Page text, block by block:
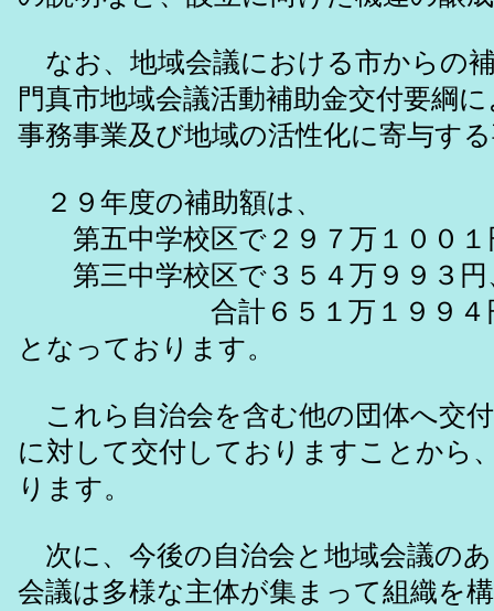
なお、地域会議における市からの
門真市地域会議活動補助金交付要綱
事務事業及び地域の活性化に寄与す
２９年度の補助額は、
第五中学校区で２９７万１００１
第三中学校区で３５４万９９３円
合計６５１万１９９４
となっております。
これら自治会を含む他の団体へ交
に対して交付しておりますことから
ります。
次に、今後の自治会と地域会議の
会議は多様な主体が集まって組織を